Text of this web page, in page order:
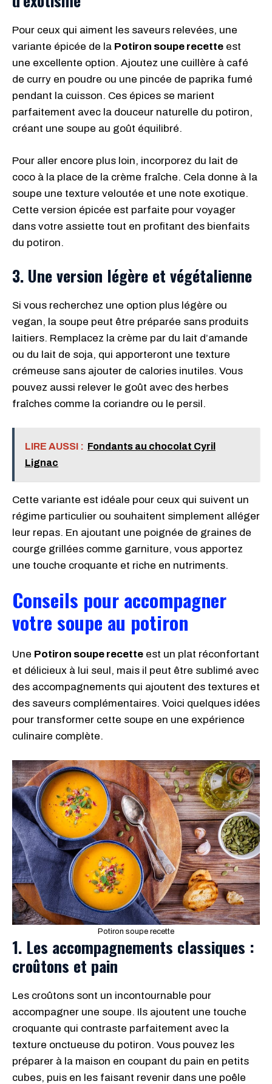
Pour ceux qui aiment les saveurs relevées, une
variante épicée de la Potiron soupe recette est
une excellente option. Ajoutez une cuillère à café
de curry en poudre ou une pincée de paprika fumé
pendant la cuisson. Ces épices se marient
parfaitement avec la douceur naturelle du potiron,
créant une soupe au goût équilibré.
Pour aller encore plus loin, incorporez du lait de
coco à la place de la crème fraîche. Cela donne à la
soupe une texture veloutée et une note exotique.
Cette version épicée est parfaite pour voyager
dans votre assiette tout en profitant des bienfaits
du potiron.
3. Une version légère et végétalienne
Si vous recherchez une option plus légère ou
vegan, la soupe peut être préparée sans produits
laitiers. Remplacez la crème par du lait d’amande
ou du lait de soja, qui apporteront une texture
crémeuse sans ajouter de calories inutiles. Vous
pouvez aussi relever le goût avec des herbes
fraîches comme la coriandre ou le persil.
LIRE AUSSI : Fondants au chocolat Cyril
Lignac
Cette variante est idéale pour ceux qui suivent un
régime particulier ou souhaitent simplement alléger
leur repas. En ajoutant une poignée de graines de
courge grillées comme garniture, vous apportez
une touche croquante et riche en nutriments.
Conseils pour accompagner
votre soupe au potiron
Une Potiron soupe recette est un plat réconfortant
et délicieux à lui seul, mais il peut être sublimé avec
des accompagnements qui ajoutent des textures et
des saveurs complémentaires. Voici quelques idées
pour transformer cette soupe en une expérience
culinaire complète.
Potiron soupe recette
1. Les accompagnements classiques :
croûtons et pain
Les croûtons sont un incontournable pour
accompagner une soupe. Ils ajoutent une touche
croquante qui contraste parfaitement avec la
texture onctueuse du potiron. Vous pouvez les
préparer à la maison en coupant du pain en petits
cubes, puis en les faisant revenir dans une poêle